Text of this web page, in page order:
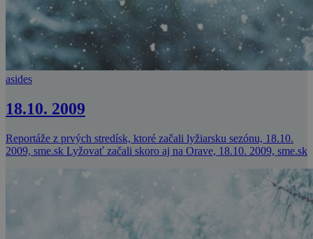
asides
18.10. 2009
Reportáže z prvých stredísk, ktoré začali lyžiarsku sezónu, 18.10.
2009, sme.sk Lyžovať začali skoro aj na Orave, 18.10. 2009, sme.sk